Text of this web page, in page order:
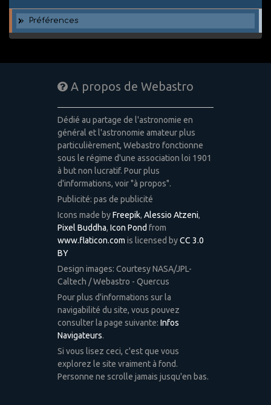
Préférences
A propos de Webastro
Dédié au partage de l'astronomie en
général et l'astronomie amateur plus
particulièrement, Webastro fonctionne
sous le régime d'une association loi 1901
à but non lucratif. Pour plus
d'informations, voir "à propos".
Publicité: pas de publicité
Icons made byFreepik, Alessio Atzeni,
Pixel Buddha, Icon Pond from
www.flaticon.com is licensed byCC 3.0
BY
Design images: Courtesy NASA/JPL-
Caltech / Webastro - Quercus
Pour plus d'informations sur la
navigabilité du site, vous pouvez
consulter la page suivante: Infos
Navigateurs.
Si vous lisez ceci, c'est que vous
explorez le site vraiment à fond.
Personne ne scrolle jamais jusqu'en bas.